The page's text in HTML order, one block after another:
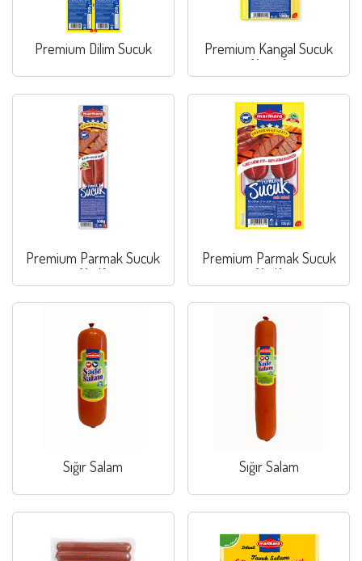
Premium Dilim Sucuk
Premium Kangal Sucuk
(Acısız)
Premium Parmak Sucuk
(Acılı)
Premium Parmak Sucuk
(Acılı)
Sığır Salam Sığır Salam